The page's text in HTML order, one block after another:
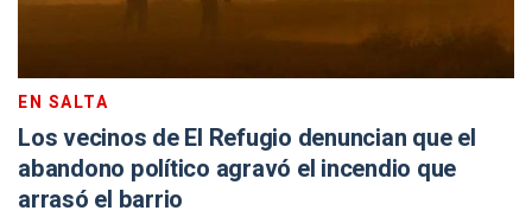
EN SALTA
Los vecinos de El Refugio denuncian que el
abandono político agravó el incendio que
arrasó el barrio